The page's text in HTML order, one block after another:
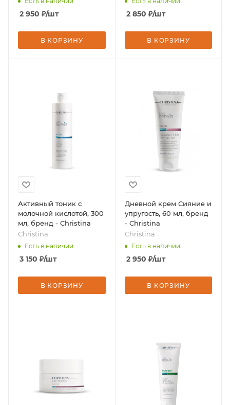
2 950 ₽/шт
В КОРЗИНУ
2 850 ₽/шт
В КОРЗИНУ
Активный тоник с
молочной кислотой, 300
мл, бренд - Christina
Christina
Есть в наличии
3 150 ₽/шт
В КОРЗИНУ
Дневной крем Сияние и
упругость, 60 мл, бренд
- Christina
Christina
Есть в наличии
2 950 ₽/шт
В КОРЗИНУ